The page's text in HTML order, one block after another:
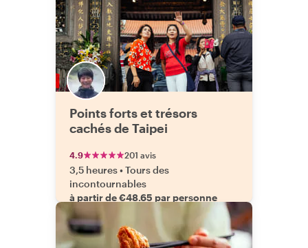
Points forts et trésors
cachés de Taipei
4.9 201 avis
3,5 heures•Tours des
incontournables
à partir de €48.65 par personne